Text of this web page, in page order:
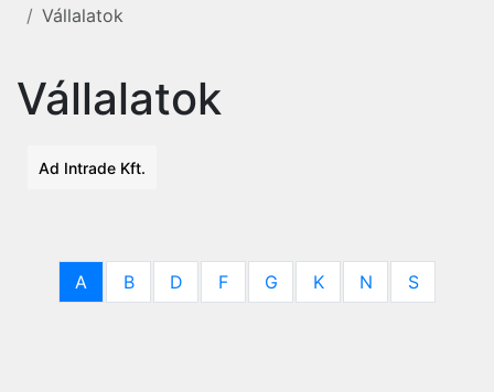
Vállalatok
Vállalatok
Ad Intrade Kft.
A B D F G K N S